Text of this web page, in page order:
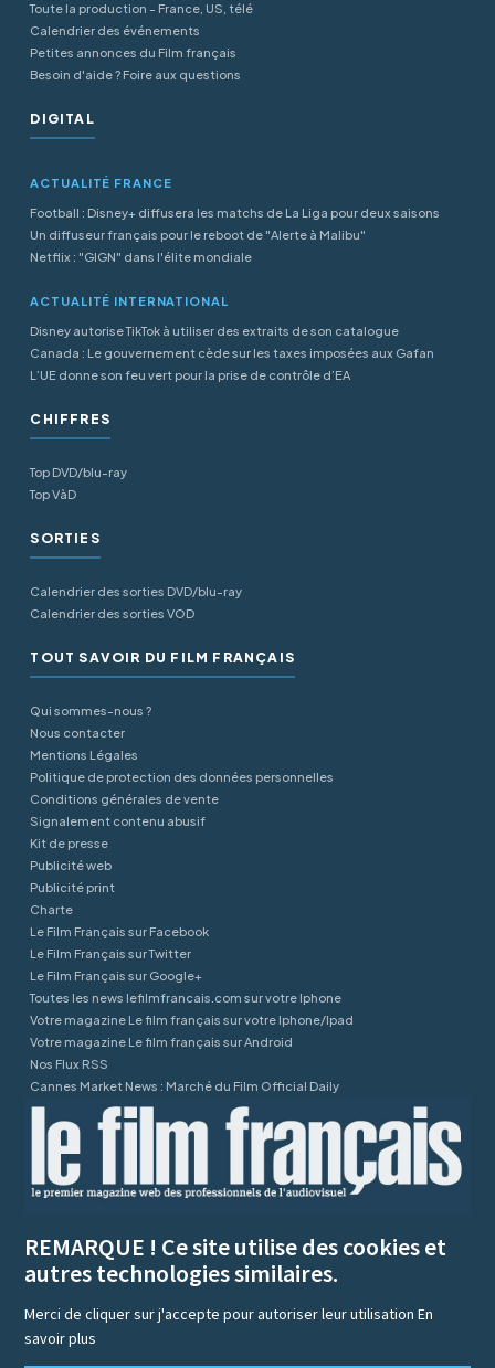
Toute la production - France, US, télé
Calendrier des événements
Petites annonces du Film français
Besoin d'aide ? Foire aux questions
DIGITAL
ACTUALITÉ FRANCE
Football : Disney+ diffusera les matchs de La Liga pour deux saisons
Un diffuseur français pour le reboot de "Alerte à Malibu"
Netflix : "GIGN" dans l'élite mondiale
ACTUALITÉ INTERNATIONAL
Disney autorise TikTok à utiliser des extraits de son catalogue
Canada : Le gouvernement cède sur les taxes imposées aux Gafan
L’UE donne son feu vert pour la prise de contrôle d’EA
CHIFFRES
Top DVD/blu-ray
Top VàD
SORTIES
Calendrier des sorties DVD/blu-ray
Calendrier des sorties VOD
TOUT SAVOIR DU FILM FRANÇAIS
Qui sommes-nous ?
Nous contacter
Mentions Légales
Politique de protection des données personnelles
Conditions générales de vente
Signalement contenu abusif
Kit de presse
Publicité web
Publicité print
Charte
Le Film Français sur Facebook
Le Film Français sur Twitter
Le Film Français sur Google+
Toutes les news lefilmfrancais.com sur votre Iphone
Votre magazine Le film français sur votre Iphone/Ipad
Votre magazine Le film français sur Android
Nos Flux RSS
Cannes Market News : Marché du Film Official Daily
REMARQUE ! Ce site utilise des cookies et
autres technologies similaires.
Merci de cliquer sur j'accepte pour autoriser leur utilisationEn
savoir plus